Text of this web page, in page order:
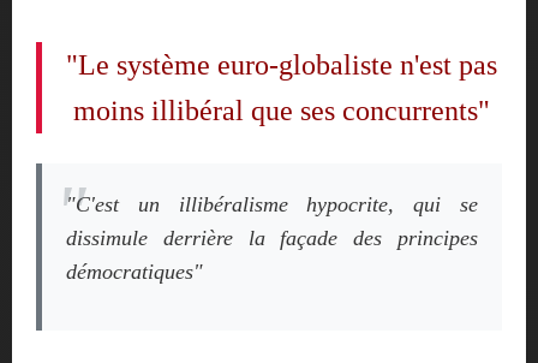
"Le système euro-globaliste n'est pas
moins illibéral que ses concurrents"
"C'est un illibéralisme hypocrite, qui se
dissimule derrière la façade des principes
démocratiques"